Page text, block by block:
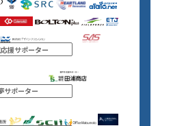
援サポーター
サポーター